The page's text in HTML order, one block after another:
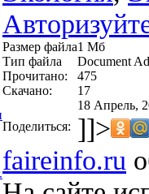
Размер файла1 Mб
Тип файла
Document
Прочитано:
475
Скачано:
17
18 Апрель,
Поделиться: ]]>
faireinfo.ru